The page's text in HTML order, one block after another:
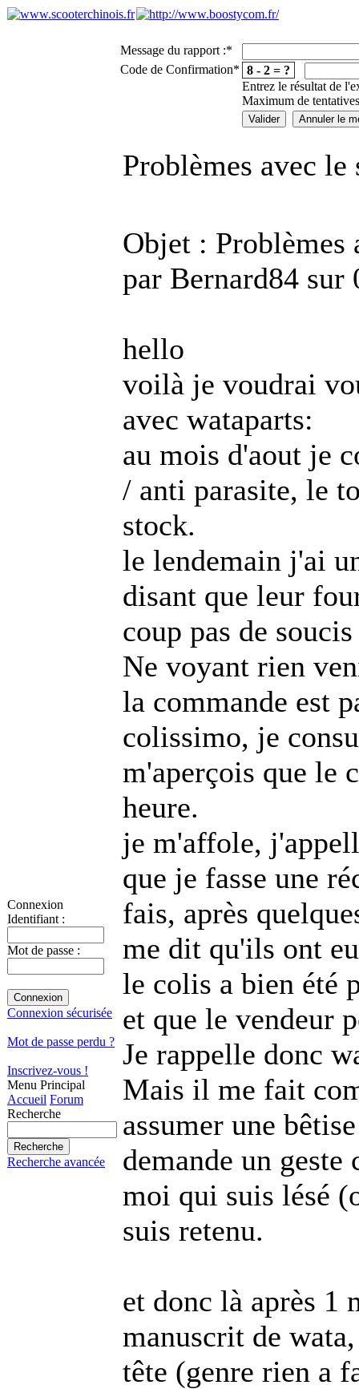
Connexion
Identifiant :
Mot de passe :
Connexion sécurisée
Mot de passe perdu ?
Inscrivez-vous !
Menu Principal
Accueil Forum
Recherche
Recherche avancée
Message du rapport :*
Code de Confirmation* 8 - 2 = ?
Entrez le résultat de
Maximum de
Problèmes avec
Objet : Problèmes
par Bernard84 sur
hello
voilà je voudrai
avec wataparts:
au mois d'aout je
/ anti parasite, le
stock.
le lendemain j'ai
disant que leur
coup pas de
Ne voyant rien
la commande est
colissimo, je
m'aperçois que le
heure.
je m'affole,
que je fasse une
fais, après
me dit qu'ils ont
le colis a bien été
et que le vendeur
Je rappelle donc
Mais il me fait
assumer une
demande un
moi qui suis lésé
suis retenu.
et donc là après 1
manuscrit de
tête (genre rien a